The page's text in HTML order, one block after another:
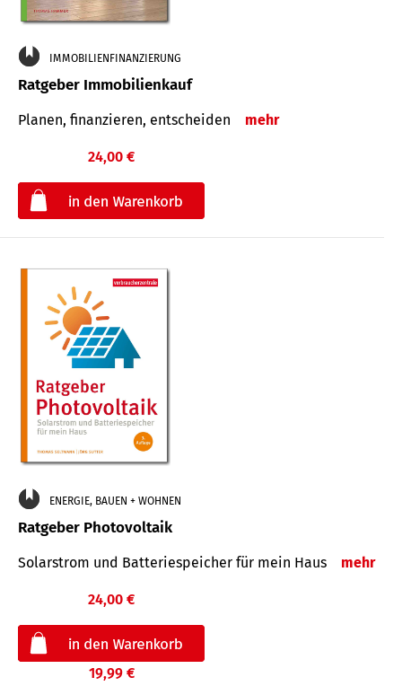
IMMOBILIENFINANZIERUNG
Ratgeber Immobilienkauf
Planen, finanzieren, entscheiden mehr
24,00 €
ENERGIE, BAUEN + WOHNEN
Ratgeber Photovoltaik
Solarstrom und Batteriespeicher für mein Haus mehr
24,00 €
19,99 €